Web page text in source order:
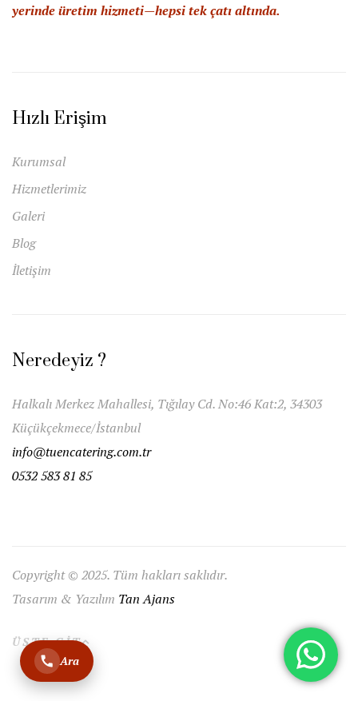
yerinde üretim hizmeti—hepsi tek çatı altında.
Hızlı Erişim
Kurumsal
Hizmetlerimiz
Galeri
Blog
İletişim
Neredeyiz ?
Halkalı Merkez Mahallesi, Tığılay Cd. No:46 Kat:2, 34303
Küçükçekmece/İstanbul
info@tuencatering.com.tr
0532 583 81 85
Copyright © 2025. Tüm hakları saklıdır.
Tasarım & Yazılım Tan Ajans
ÜSTE GIT
Ara